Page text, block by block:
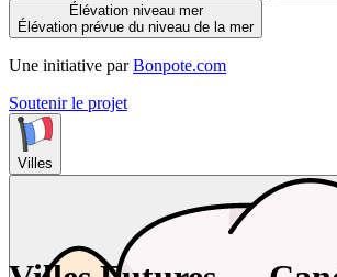
Élévation niveau mer
Élévation prévue du niveau de la mer
Une initiative par Bonpote.com
Soutenir le projet
Villes